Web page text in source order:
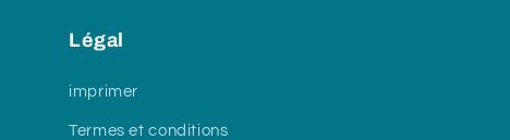
Légal
imprimer
Termes et conditions